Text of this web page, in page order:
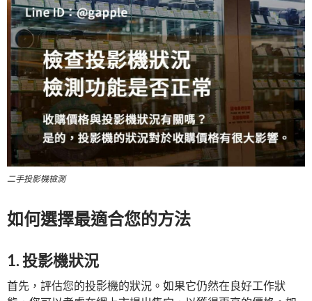
二手投影機檢測
如何選擇最適合您的方法
1. 投影機狀況
首先，評估您的投影機的狀況。如果它仍然在良好工作狀